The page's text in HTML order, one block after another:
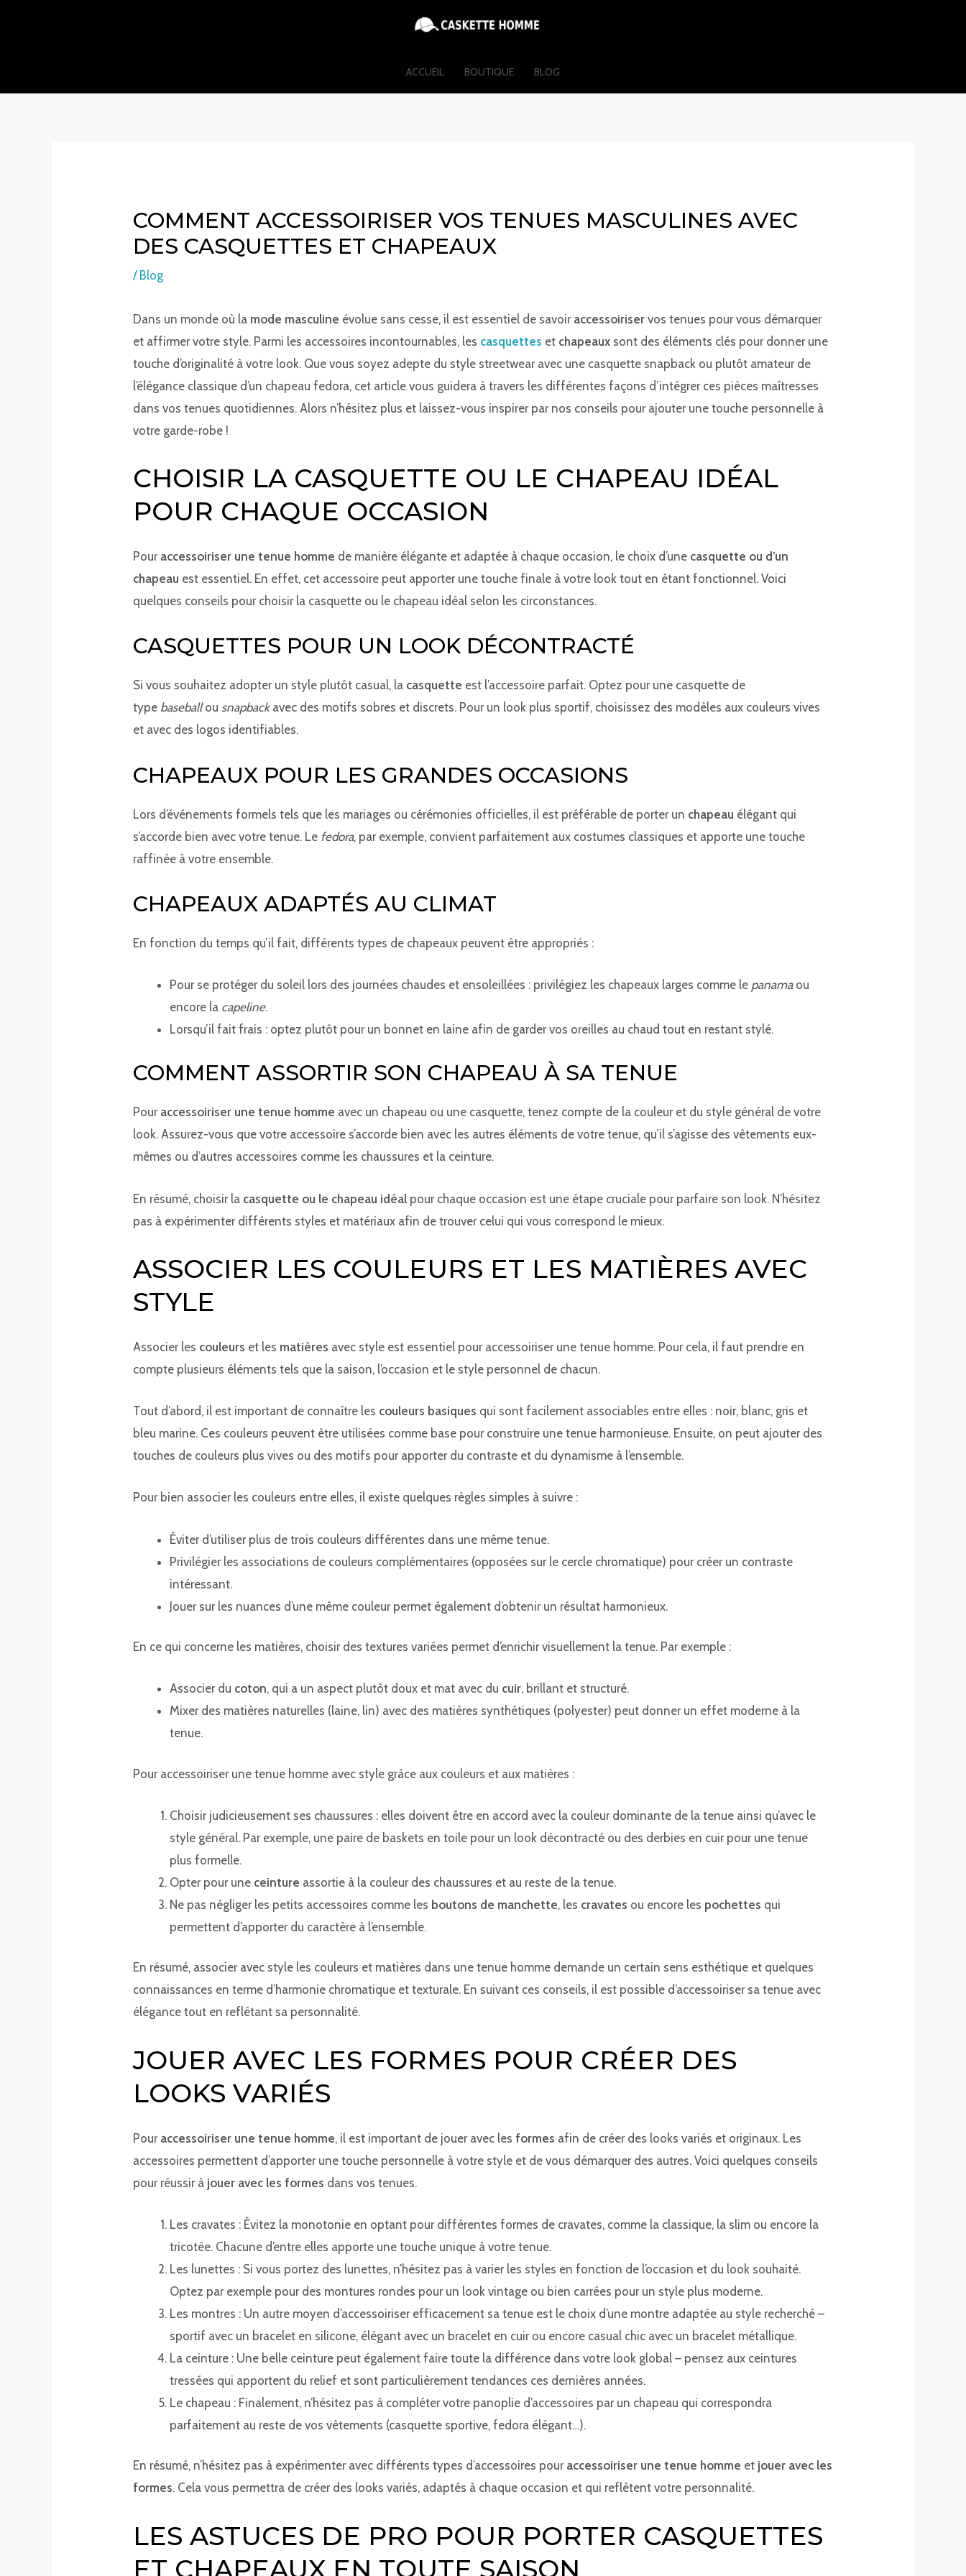
ACCUEIL BOUTIQUE BLOG
COMMENT ACCESSOIRISER VOS TENUES MASCULINES AVEC
DES CASQUETTES ET CHAPEAUX
/ Blog
Dans un monde où la mode masculine évolue sans cesse, il est essentiel de savoir accessoiriser vos tenues pour vous démarquer
et affirmer votre style. Parmi les accessoires incontournables, les casquettes et chapeaux sont des éléments clés pour donner une
touche d’originalité à votre look. Que vous soyez adepte du style streetwear avec une casquette snapback ou plutôt amateur de
l’élégance classique d’un chapeau fedora, cet article vous guidera à travers les différentes façons d’intégrer ces pièces maîtresses
dans vos tenues quotidiennes. Alors n’hésitez plus et laissez-vous inspirer par nos conseils pour ajouter une touche personnelle à
votre garde-robe !
CHOISIR LA CASQUETTE OU LE CHAPEAU IDÉAL
POUR CHAQUE OCCASION
Pour accessoiriser une tenue homme de manière élégante et adaptée à chaque occasion, le choix d’une casquette ou d’un
chapeau est essentiel. En effet, cet accessoire peut apporter une touche finale à votre look tout en étant fonctionnel. Voici
quelques conseils pour choisir la casquette ou le chapeau idéal selon les circonstances.
CASQUETTES POUR UN LOOK DÉCONTRACTÉ
Si vous souhaitez adopter un style plutôt casual, la casquette est l’accessoire parfait. Optez pour une casquette de
type baseballou snapbackavec des motifs sobres et discrets. Pour un look plus sportif, choisissez des modèles aux couleurs vives
et avec des logos identifiables.
CHAPEAUX POUR LES GRANDES OCCASIONS
Lors d’événements formels tels que les mariages ou cérémonies officielles, il est préférable de porter un chapeau élégant qui
s’accorde bien avec votre tenue. Le fedora, par exemple, convient parfaitement aux costumes classiques et apporte une touche
raffinée à votre ensemble.
CHAPEAUX ADAPTÉS AU CLIMAT
En fonction du temps qu’il fait, différents types de chapeaux peuvent être appropriés :
Pour se protéger du soleil lors des journées chaudes et ensoleillées : privilégiez les chapeaux larges comme le panamaou
encore la capeline.
Lorsqu’il fait frais : optez plutôt pour un bonnet en laine afin de garder vos oreilles au chaud tout en restant stylé.
COMMENT ASSORTIR SON CHAPEAU À SA TENUE
Pour accessoiriser une tenue homme avec un chapeau ou une casquette, tenez compte de la couleur et du style général de votre
look. Assurez-vous que votre accessoire s’accorde bien avec les autres éléments de votre tenue, qu’il s’agisse des vêtements eux-
mêmes ou d’autres accessoires comme les chaussures et la ceinture.
En résumé, choisir la casquette ou le chapeau idéal pour chaque occasion est une étape cruciale pour parfaire son look. N’hésitez
pas à expérimenter différents styles et matériaux afin de trouver celui qui vous correspond le mieux.
ASSOCIER LES COULEURS ET LES MATIÈRES AVEC
STYLE
Associer les couleurs et les matières avec style est essentiel pour accessoiriser une tenue homme. Pour cela, il faut prendre en
compte plusieurs éléments tels que la saison, l’occasion et le style personnel de chacun.
Tout d’abord, il est important de connaître les couleurs basiques qui sont facilement associables entre elles : noir, blanc, gris et
bleu marine. Ces couleurs peuvent être utilisées comme base pour construire une tenue harmonieuse. Ensuite, on peut ajouter des
touches de couleurs plus vives ou des motifs pour apporter du contraste et du dynamisme à l’ensemble.
Pour bien associer les couleurs entre elles, il existe quelques règles simples à suivre :
Éviter d’utiliser plus de trois couleurs différentes dans une même tenue.
Privilégier les associations de couleurs complémentaires (opposées sur le cercle chromatique) pour créer un contraste
intéressant.
Jouer sur les nuances d’une même couleur permet également d’obtenir un résultat harmonieux.
En ce qui concerne les matières, choisir des textures variées permet d’enrichir visuellement la tenue. Par exemple :
Associer du coton, qui a un aspect plutôt doux et mat avec du cuir, brillant et structuré.
Mixer des matières naturelles (laine, lin) avec des matières synthétiques (polyester) peut donner un effet moderne à la
tenue.
Pour accessoiriser une tenue homme avec style grâce aux couleurs et aux matières :
Choisir judicieusement ses chaussures : elles doivent être en accord avec la couleur dominante de la tenue ainsi qu’avec le
style général. Par exemple, une paire de baskets en toile pour un look décontracté ou des derbies en cuir pour une tenue
plus formelle.
Opter pour une ceinture assortie à la couleur des chaussures et au reste de la tenue.
Ne pas négliger les petits accessoires comme les boutons de manchette, les cravates ou encore les pochettes qui
permettent d’apporter du caractère à l’ensemble.
En résumé, associer avec style les couleurs et matières dans une tenue homme demande un certain sens esthétique et quelques
connaissances en terme d’harmonie chromatique et texturale. En suivant ces conseils, il est possible d’accessoiriser sa tenue avec
élégance tout en reflétant sa personnalité.
JOUER AVEC LES FORMES POUR CRÉER DES
LOOKS VARIÉS
Pour accessoiriser une tenue homme, il est important de jouer avec lesformes afin de créer des looks variés et originaux. Les
accessoires permettent d’apporter une touche personnelle à votre style et de vous démarquer des autres. Voici quelques conseils
pour réussir à jouer avec les formes dans vos tenues.
Les cravates : Évitez la monotonie en optant pour différentes formes de cravates, comme la classique, la slim ou encore la
tricotée. Chacune d’entre elles apporte une touche unique à votre tenue.
Les lunettes : Si vous portez des lunettes, n’hésitez pas à varier les styles en fonction de l’occasion et du look souhaité.
Optez par exemple pour des montures rondes pour un look vintage ou bien carrées pour un style plus moderne.
Les montres : Un autre moyen d’accessoiriser efficacement sa tenue est le choix d’une montre adaptée au style recherché –
sportif avec un bracelet en silicone, élégant avec un bracelet en cuir ou encore casual chic avec un bracelet métallique.
La ceinture : Une belle ceinture peut également faire toute la différence dans votre look global – pensez aux ceintures
tressées qui apportent du relief et sont particulièrement tendances ces dernières années.
Le chapeau : Finalement, n’hésitez pas à compléter votre panoplie d’accessoires par un chapeau qui correspondra
parfaitement au reste de vos vêtements (casquette sportive, fedora élégant…).
En résumé, n’hésitez pas à expérimenter avec différents types d’accessoires pour accessoiriser une tenue homme et jouer avec les
formes. Cela vous permettra de créer des looks variés, adaptés à chaque occasion et qui reflètent votre personnalité.
LES ASTUCES DE PRO POUR PORTER CASQUETTES
ET CHAPEAUX EN TOUTE SAISON